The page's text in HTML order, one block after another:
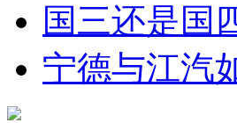
国三还是国
宁德与江汽